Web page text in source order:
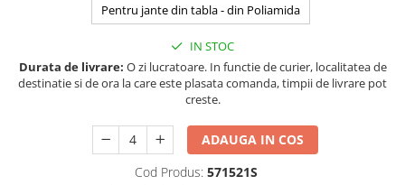
Pentru jante din tabla - din Poliamida
IN STOC
Durata de livrare: O zi lucratoare. In functie de curier, localitatea de
destinatie si de ora la care este plasata comanda, timpii de livrare pot
creste.
ADAUGA IN COS
Cod Produs: 571521S